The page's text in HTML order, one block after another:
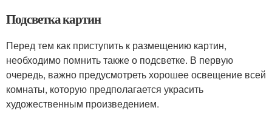
Подсветка картин
Перед тем как приступить к размещению картин,
необходимо помнить также о подсветке. В первую
очередь, важно предусмотреть хорошее освещение всей
комнаты, которую предполагается украсить
художественным произведением.